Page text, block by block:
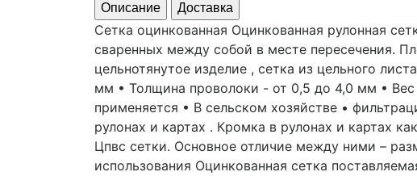
Описание Доставка
Сетка оцинкованная Оцинкованная рулонная
сваренных между собой в месте пересечения.
цельнотянутое изделие , сетка из цельного
мм • Толщина проволоки - от 0,5 до 4,0 мм • Вес
применяется • В сельском хозяйстве •
рулонах и картах . Кромка в рулонах и картах
Цпвс сетки. Основное отличие между ними –
использования Оцинкованная сетка